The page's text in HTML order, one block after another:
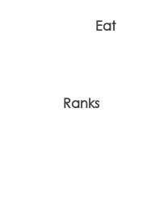
Eat
Ranks